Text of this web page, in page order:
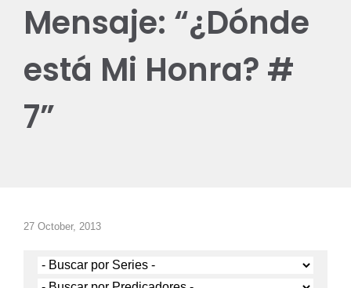
Mensaje: “¿Dónde
está Mi Honra? #
7”
27 October, 2013